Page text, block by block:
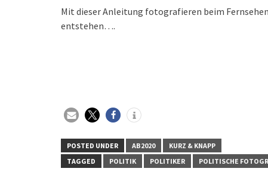
Mit dieser Anleitung fotografieren beim
entstehen….
POSTED UNDER AB2020
KURZ & KNAPP
TAGGED
POLITIK POLITIKER POLITISCHE